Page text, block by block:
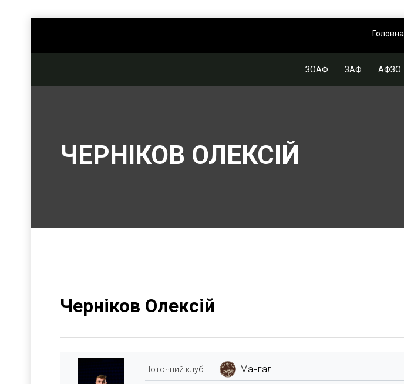
Головна
ЗОАФ ЗАФ АФЗО
ЧЕРНІКОВ ОЛЕКСІЙ
Черніков Олексій
Поточний клуб Мангал